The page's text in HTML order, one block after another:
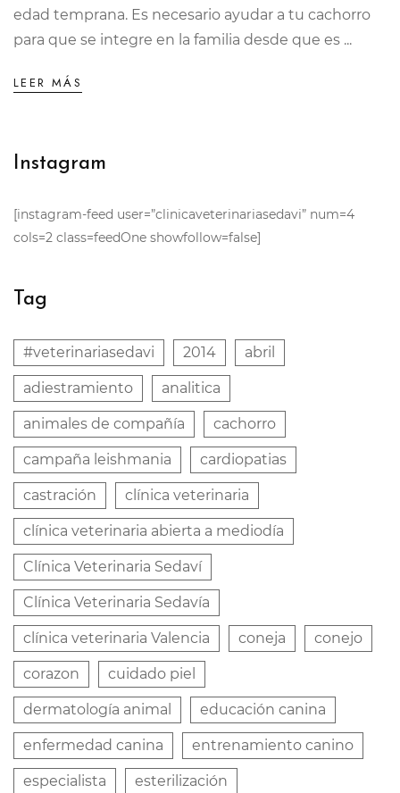
edad temprana. Es necesario ayudar a tu cachorro
para que se integre en la familia desde que es ...
LEER MÁS
Instagram
[instagram-feed user=”clinicaveterinariasedavi” num=4
cols=2 class=feedOne showfollow=false]
Tag
#veterinariasedavi 2014 abril
adiestramiento analitica
animales de compañía cachorro
campaña leishmania cardiopatias
castración clínica veterinaria
clínica veterinaria abierta a mediodía
Clínica Veterinaria Sedaví
Clínica Veterinaria Sedavía
clínica veterinaria Valencia coneja conejo
corazon cuidado piel
dermatología animal educación canina
enfermedad canina entrenamiento canino
especialista esterilización